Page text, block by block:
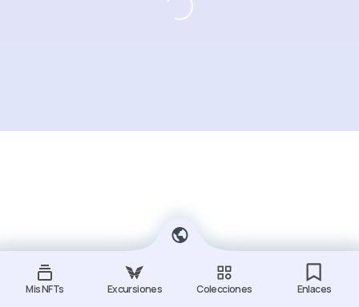
Mis NFTs Excursiones Colecciones Enlaces